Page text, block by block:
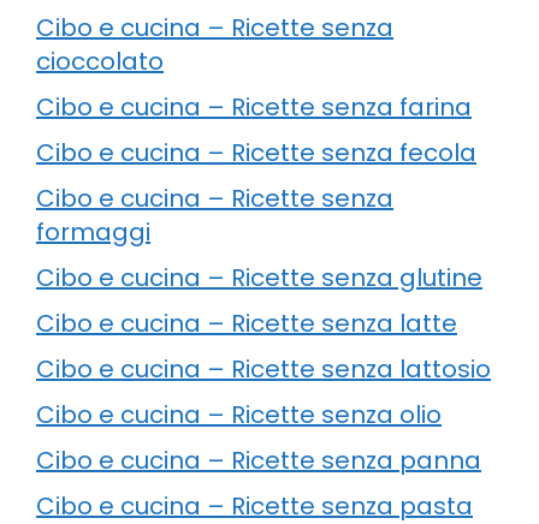
Cibo e cucina – Ricette senza
cioccolato
Cibo e cucina – Ricette senza farina
Cibo e cucina – Ricette senza fecola
Cibo e cucina – Ricette senza
formaggi
Cibo e cucina – Ricette senza glutine
Cibo e cucina – Ricette senza latte
Cibo e cucina – Ricette senza lattosio
Cibo e cucina – Ricette senza olio
Cibo e cucina – Ricette senza panna
Cibo e cucina – Ricette senza pasta